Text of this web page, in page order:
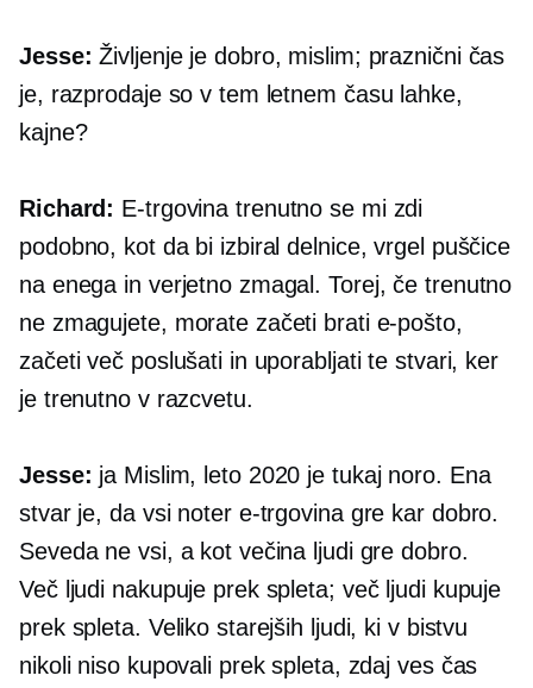
Jesse: Življenje je dobro, mislim; praznični čas
je, razprodaje so v tem letnem času lahke,
kajne?
Richard: E-trgovina trenutno se mi zdi
podobno, kot da bi izbiral delnice, vrgel puščice
na enega in verjetno zmagal. Torej, če trenutno
ne zmagujete, morate začeti brati e-pošto,
začeti več poslušati in uporabljati te stvari, ker
je trenutno v razcvetu.
Jesse: ja Mislim, leto 2020 je tukaj noro. Ena
stvar je, da vsi noter e-trgovinagre kar dobro.
Seveda ne vsi, a kot večina ljudi gre dobro.
Več ljudi nakupuje prek spleta; več ljudi kupuje
prek spleta. Veliko starejših ljudi, ki v bistvu
nikoli niso kupovali prek spleta, zdaj ves čas